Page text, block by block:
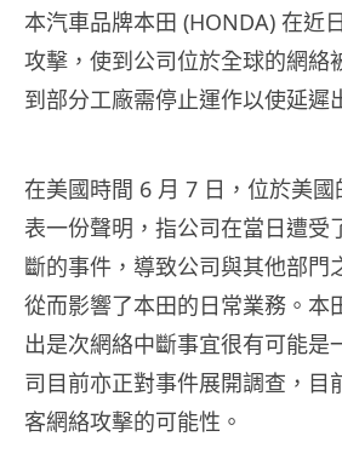
本汽車品牌本田 (HONDA) 在近
攻擊，使到公司位於全球的網絡
到部分工廠需停止運作以使延遲
在美國時間 6 月 7 日，位於美
表一份聲明，指公司在當日遭受
斷的事件，導致公司與其他部門
從而影響了本田的日常業務。本
出是次網絡中斷事宜很有可能是
司目前亦正對事件展開調查，目
客網絡攻擊的可能性。